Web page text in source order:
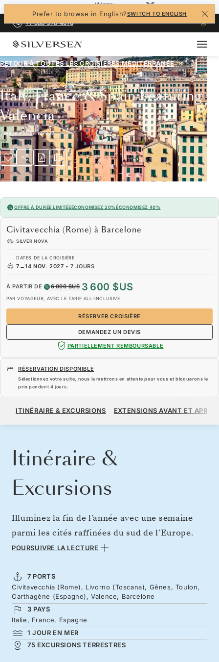
Prefer to browse in English?SWITCH TO ENGLISH
+1-888-978-4070
RETOUR À TOUTES LESCROISIÈRES MÉDITERRANÉE
Italy, France & Spain Featuring
Valencia
Voyage#SN271107007
OFFRE À DURÉE LIMITÉEÉCONOMISEZ 20%ÉCONOMISEZ 40%
Civitavecchia (Rome) à Barcelone
SILVER NOVA
DATES DE LA CROISIÈRE
7 →14 NOV. 2027 •7 JOURS
À PARTIR DE 6 000 $US 3 600 $US
PAR VOYAGEUR, AVEC LE TARIF ALL-INCLUSIVE
RÉSERVER CROISIÈRE
DEMANDEZ UN DEVIS
PARTIELLEMENT REMBOURSABLE
RÉSERVATION DISPONIBLE
Sélectionnez votre suite, nous la mettrons en attente pour vous et bloquerons le
prix pendent 4 jours.
À PARTIR DE 3 600 $US
ITINÉRAIRE & EXCURSIONS EXTENSIONS AVANT ET APRÈS
Itinéraire &
Excursions
Illuminez la fin de l’année avec une semaine
parmi les cités raffinées du sud de l’Europe.
L’extraordinaire musée à ciel ouvert qu’est
de mettre le cap sur la Toscane, terre de
saveurs audacieuses et de splendeurs de la
Renaissance. Découvrez la côte parfumée de
Provence, puis poursuivez vers le sud de
l’Espagne pour savourer la véritable paella
valencienne, sans fruits de mer. Des
POURSUIVRE LA LECTURE
7 PORTS
Civitavecchia (Rome), Livorno (Toscana), Gênes, Toulon,
Carthagène (Espagne), Valence, Barcelone
3 PAYS
Italie, France, Espagne
1 JOUR EN MER
75 EXCURSIONS TERRESTRES